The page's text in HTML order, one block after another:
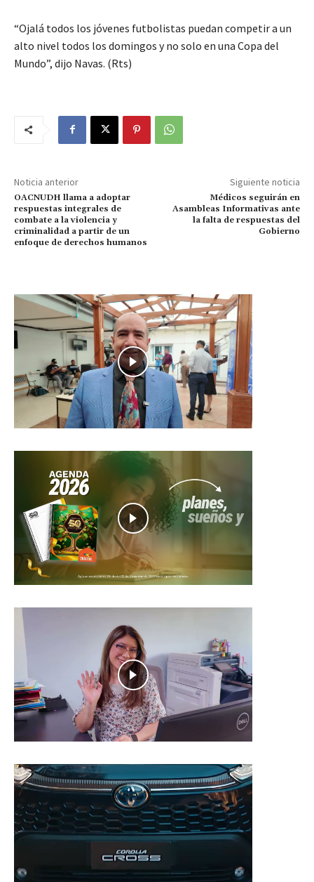
“Ojalá todos los jóvenes futbolistas puedan competir a un
alto nivel todos los domingos y no solo en una Copa del
Mundo”, dijo Navas. (Rts)
Noticia anterior
OACNUDH llama a adoptar
respuestas integrales de
combate a la violencia y
criminalidad a partir de un
enfoque de derechos humanos
Siguiente noticia
Médicos seguirán en
Asambleas Informativas ante
la falta de respuestas del
Gobierno